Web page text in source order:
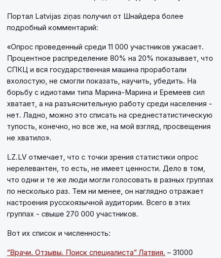
Портал Latvijas ziņas получил от Шнайдера более
подробный комментарий:
«Опрос проведенный среди 11 000 участников ужасает.
Процентное распределение 80% на 20% показывает, что
СПКЦ и вся государственная машина проработали
вхолостую, не смогли показать, научить, убедить. На
борьбу с идиотами типа Марина-Марина и Еремеев сил
хватает, а на разъяснительную работу среди населения -
нет. Ладно, можно это списать на среднестатистическую
тупость, конечно, но все же, на мой взгляд, просвещения
не хватило».
LZ.LV отмечает, что с точки зрения статистики опрос
нерелевантен, то есть, не имеет ценности. Дело в том,
что одни и те же люди могли голосовать в разных группах
по несколько раз. Тем ни менее, он наглядно отражает
настроения русскоязычной аудитории. Всего в этих
группах - свыше 270 000 участников.
Вот их список и численность:
“Врачи. Отзывы. Поиск специалиста” Латвия. – 31000